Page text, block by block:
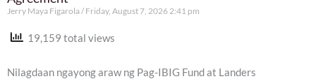
Jerry Maya Figarola Friday, August 7, 2026 2:41 pm
19,159 total views
Nilagdaan ngayong araw ng Pag-IBIG Fund at Landers